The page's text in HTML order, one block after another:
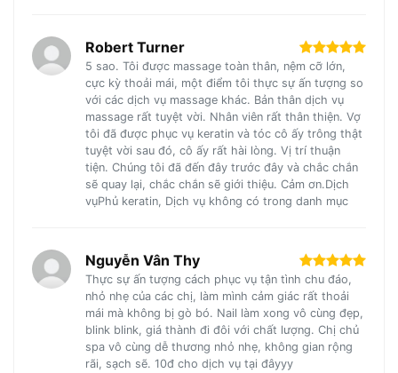
Robert Turner
5 sao. Tôi được massage toàn thân, nệm cỡ lớn,
cực kỳ thoải mái, một điểm tôi thực sự ấn tượng so
với các dịch vụ massage khác. Bản thân dịch vụ
massage rất tuyệt vời. Nhân viên rất thân thiện. Vợ
tôi đã được phục vụ keratin và tóc cô ấy trông thật
tuyệt vời sau đó, cô ấy rất hài lòng. Vị trí thuận
tiện. Chúng tôi đã đến đây trước đây và chắc chắn
sẽ quay lại, chắc chắn sẽ giới thiệu. Cảm ơn.Dịch
vụPhủ keratin, Dịch vụ không có trong danh mục
Nguyễn Vân Thy
Thực sự ấn tượng cách phục vụ tận tình chu đáo,
nhỏ nhẹ của các chị, làm mình cảm giác rất thoải
mái mà không bị gò bó. Nail làm xong vô cùng đẹp,
blink blink, giá thành đi đôi với chất lượng. Chị chủ
spa vô cùng dễ thương nhỏ nhẹ, không gian rộng
rãi, sạch sẽ. 10đ cho dịch vụ tại đâyyy